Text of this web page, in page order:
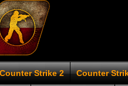
Counter Strike 2 Counter